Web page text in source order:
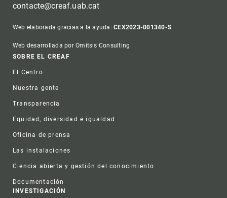
contacte@creaf.uab.cat
Web elaborada gracias a la ayuda:CEX2023-001340-S
Web desarrollada por Omitsis Consulting
Footer
SOBRE EL CREAF
El Centro
Nuestra gente
Transparencia
Equidad, diversidad e igualdad
Oficina de prensa
Las instalaciones
Ciencia abierta y gestión del conocimiento
Documentación
INVESTIGACIÓN